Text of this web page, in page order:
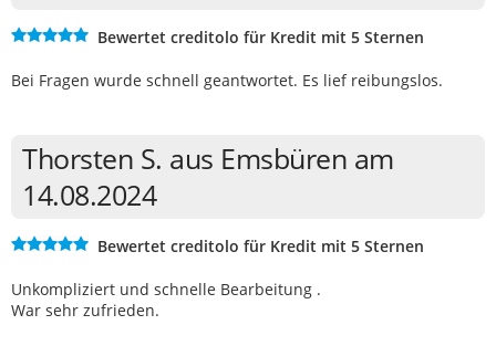
Bewertet creditolo für Kredit mit 5 Sternen
Bei Fragen wurde schnell geantwortet. Es lief reibungslos.
Thorsten S. aus Emsbüren am
14.08.2024
Bewertet creditolo für Kredit mit 5 Sternen
Unkompliziert und schnelle Bearbeitung .
War sehr zufrieden.